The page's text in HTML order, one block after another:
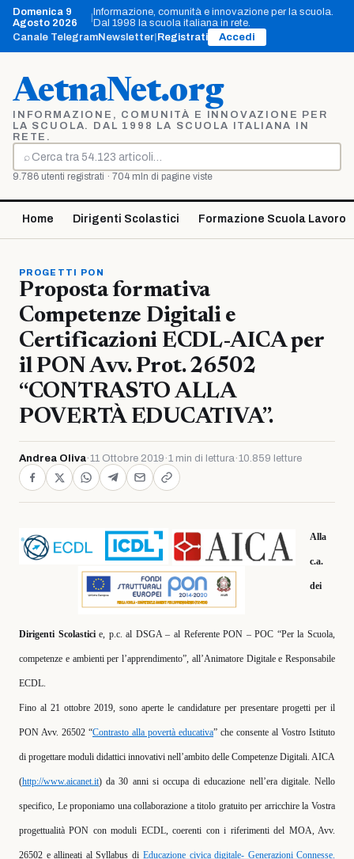
Vai
contenuto
Domenica 9
Agosto 2026
|Informazione, comunità e innovazione per la scuola.
Dal 1998 la scuola italiana in rete.
Canale TelegramNewsletter Registrati Accedi
AetnaNet.org
INFORMAZIONE, COMUNITÀ E INNOVAZIONE PER
LA SCUOLA. DAL 1998 LA SCUOLA ITALIANA IN
RETE.
⌕
Cerca
9.786 utenti registrati · 704 mln di pagine viste
Home Dirigenti Scolastici Formazione Scuola Lavoro
PROGETTI PON
Proposta formativa
Competenze Digitali e
Certificazioni ECDL-AICA per
il PON Avv. Prot. 26502
“CONTRASTO ALLA
POVERTÀ EDUCATIVA”.
Andrea Oliva·11 Ottobre 2019 ·1 min di lettura·10.859 letture
Alla
c.a.
dei
Dirigenti Scolasticie, p.c.al DSGA – al Referente PON – POC “Per la Scuola,
competenze e ambienti per l’apprendimento”, all’Animatore Digitale e Responsabile
ECDL.
Fino al 21 ottobre 2019, sono aperte le candidature per presentare progetti per il
PON Avv. 26502 “Contrasto alla povertà educativa” che consente al Vostro Istituto
di progettare moduli didattici innovativi nell’ambito delle Competenze Digitali. AICA
(http://www.aicanet.it) da 30 anni si occupa di educazione nell’era digitale. Nello
specifico, Le proponiamo una collaborazione a titolo gratuito per arricchire la Vostra
progettualità PON con moduli ECDL, coerenti con i riferimenti del MOA, Avv.
26502 e allineati al Syllabus di Educazione civica digitale- Generazioni Connesse.